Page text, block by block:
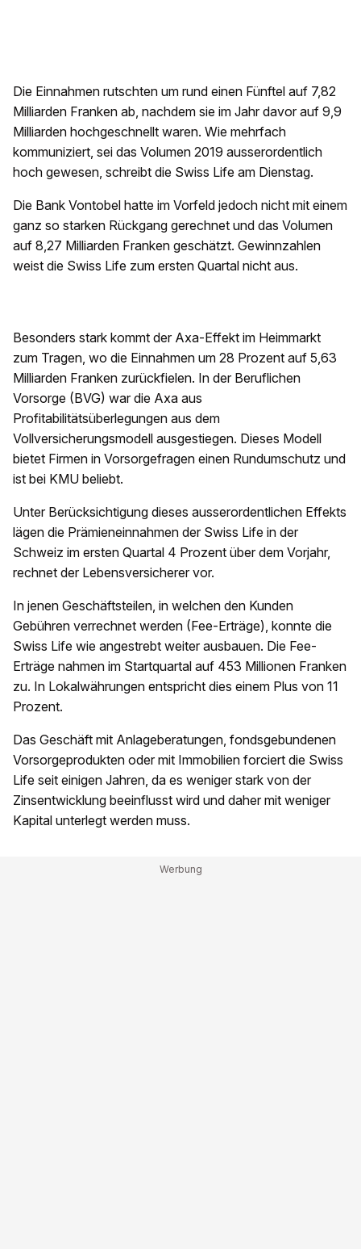
Die Einnahmen rutschten um rund einen Fünftel auf 7,82
Milliarden Franken ab, nachdem sie im Jahr davor auf 9,9
Milliarden hochgeschnellt waren. Wie mehrfach
kommuniziert, sei das Volumen 2019 ausserordentlich
hoch gewesen, schreibt die Swiss Life am Dienstag.
Die Bank Vontobel hatte im Vorfeld jedoch nicht mit einem
ganz so starken Rückgang gerechnet und das Volumen
auf 8,27 Milliarden Franken geschätzt. Gewinnzahlen
weist die Swiss Life zum ersten Quartal nicht aus.
Besonders stark kommt der Axa-Effekt im Heimmarkt
zum Tragen, wo die Einnahmen um 28 Prozent auf 5,63
Milliarden Franken zurückfielen. In der Beruflichen
Vorsorge (BVG) war die Axa aus
Profitabilitätsüberlegungen aus dem
Vollversicherungsmodell ausgestiegen. Dieses Modell
bietet Firmen in Vorsorgefragen einen Rundumschutz und
ist bei KMU beliebt.
Unter Berücksichtigung dieses ausserordentlichen Effekts
lägen die Prämieneinnahmen der Swiss Life in der
Schweiz im ersten Quartal 4 Prozent über dem Vorjahr,
rechnet der Lebensversicherer vor.
In jenen Geschäftsteilen, in welchen den Kunden
Gebühren verrechnet werden (Fee-Erträge), konnte die
Swiss Life wie angestrebt weiter ausbauen. Die Fee-
Erträge nahmen im Startquartal auf 453 Millionen Franken
zu. In Lokalwährungen entspricht dies einem Plus von 11
Prozent.
Das Geschäft mit Anlageberatungen, fondsgebundenen
Vorsorgeprodukten oder mit Immobilien forciert die Swiss
Life seit einigen Jahren, da es weniger stark von der
Zinsentwicklung beeinflusst wird und daher mit weniger
Kapital unterlegt werden muss.